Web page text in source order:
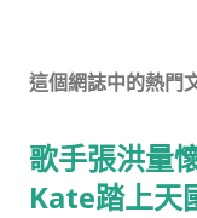
這個網誌中的熱門
歌手張洪量
Kate踏上天